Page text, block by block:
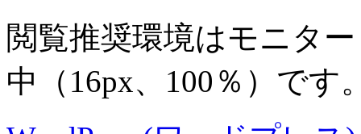
閲覧推奨環境はモニター
中
（16px、100％）です